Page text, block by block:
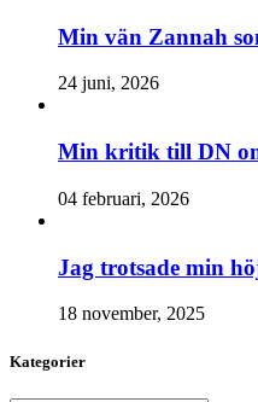
Min vän Zannah
24 juni, 2026
Min kritik till DN
04 februari, 2026
Jag trotsade min
18 november, 2025
Kategorier